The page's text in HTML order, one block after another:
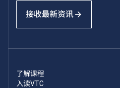
接收最新资讯
了解课程
入读VTC